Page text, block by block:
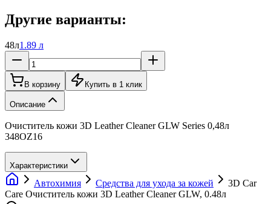
Другие варианты:
48л1.89 л
В корзину Купить в 1 клик
Описание
Очиститель кожи 3D Leather Cleaner GLW Series 0,48л
348OZ16
Характеристики
Автохимия Средства для ухода за кожей
3D Car
Care Очиститель кожи 3D Leather Cleaner GLW, 0.48л